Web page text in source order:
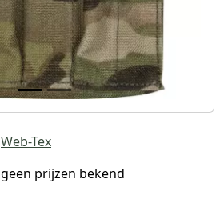
Web-Tex
geen prijzen bekend